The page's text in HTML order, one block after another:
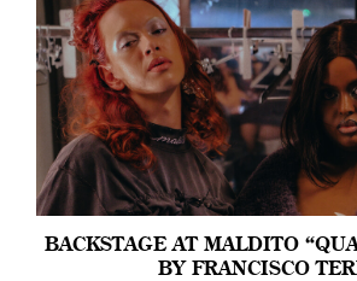
BACKSTAGE AT MALDITO
BY FRANCISCO